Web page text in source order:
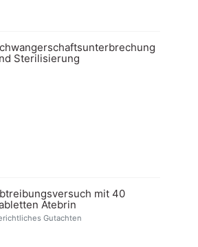
Sterilisierung
mit 40
Atebrin
Gutachten